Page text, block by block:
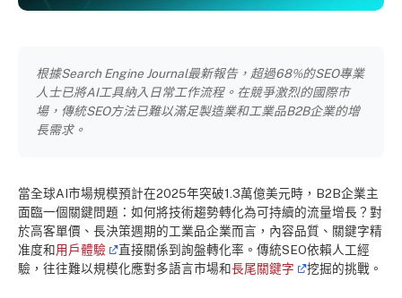
根據Search Engine Journal最新報告，超過68%的SEO專業
人士已將AI工具納入日常工作流程。在競爭激烈的國際市
場，傳統SEO方法已難以滿足製造業和工業品B2B企業的增
長需求。
當全球AI市場規模預計在2025年突破1.3萬億美元時，B2B企業主
面臨一個關鍵問題：如何將技術趨勢轉化為可持續的流量增長？對
於高客單價、長決策週期的工業品企業而言，內容品質、關鍵字精
准度和用戶體驗
直接關係到詢盤轉化率。傳統SEO依賴人工經
驗，往往難以規模化應對多語言市場和長尾關鍵字 挖掘的挑戰。